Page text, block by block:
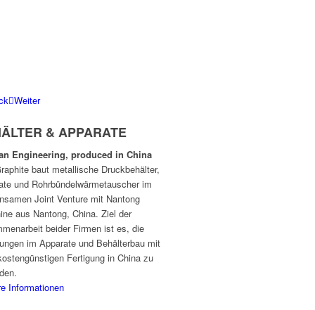
Weiter
& APPARATE
Engineering, produced in China
baut metallische Druckbehälter,
und Rohrbündelwärmetauscher im
Joint Venture mit Nantong
aus Nantong, China. Ziel der
beider Firmen ist es, die
im Apparate und Behälterbau mit
Fertigung in China zu
Informationen